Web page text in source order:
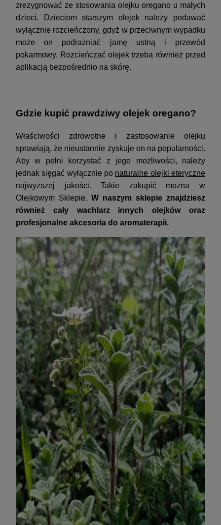
zrezygnować ze stosowania olejku oregano u małych
dzieci. Dzieciom starszym olejek należy podawać
wyłącznie rozcieńczony, gdyż w przeciwnym wypadku
może on podrażniać jamę ustną i przewód
pokarmowy. Rozcieńczać olejek trzeba również przed
aplikacją bezpośrednio na skórę.
Gdzie kupić prawdziwy olejek oregano?
Właściwości zdrowotne i zastosowanie olejku
sprawiają, że nieustannie zyskuje on na popularności.
Aby w pełni korzystać z jego możliwości, należy
jednak sięgać wyłącznie po naturalne olejki eteryczne
najwyższej jakości. Takie zakupić można w
Olejkowym Sklepie. W naszym sklepie znajdziesz
również cały wachlarz innych olejków oraz
profesjonalne akcesoria do aromaterapii.